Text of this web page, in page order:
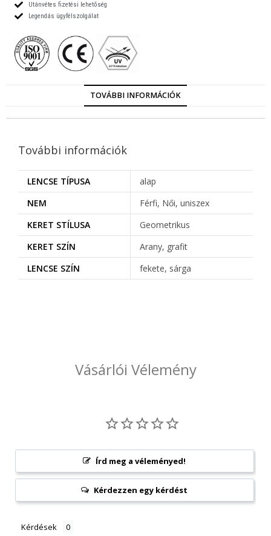
Utánvétes fizetési lehetőség
Legendás ügyfélszolgálat
TOVÁBBI INFORMÁCIÓK
További információk
LENCSE TÍPUSA
alap
NEM
Férfi, Női, uniszex
KERET STÍLUSA
Geometrikus
KERET SZÍN
Arany, grafit
LENCSE SZÍN
fekete, sárga
Vásárlói Vélemény
Írd meg a véleményed!
Kérdezzen egy kérdést
Kérdések